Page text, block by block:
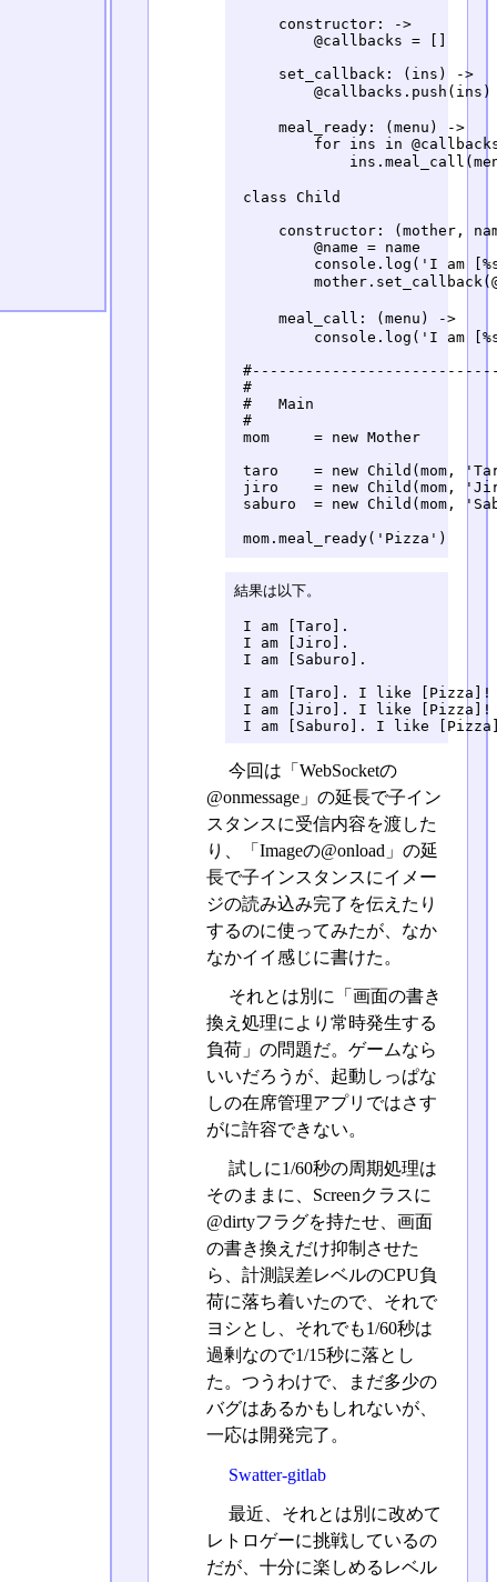
     constructor: ->
         @callbacks = []
     set_callback: (ins) ->
@callbacks.push(ins)
     meal_ready: (menu) ->
for ins in
class Child
constructor: (mother,
         @name = name
console.log('I am
meal_call: (menu) ->
console.log('I am
#
#   Main
#
mom     = new Mother
taro    = new Child(mom,
jiro    = new Child(mom,
saburo  = new Child(mom,
mom.meal_ready('Pizza')
結果は以下。
I am [Taro].
I am [Jiro].
I am [Saburo].
I am [Taro]. I like [Pizza]!
I am [Jiro]. I like [Pizza]!
I am [Saburo]. I like
今回は「WebSocketの
@onmessage」の延長で子イン
スタンスに受信内容を渡した
り、「Imageの@onload」の延
長で子インスタンスにイメー
ジの読み込み完了を伝えたり
するのに使ってみたが、なか
なかイイ感じに書けた。
それとは別に「画面の書き
換え処理により常時発生する
負荷」の問題だ。ゲームなら
いいだろうが、起動しっぱな
しの在席管理アプリではさす
がに許容できない。
試しに1/60秒の周期処理は
そのままに、Screenクラスに
@dirtyフラグを持たせ、画面
の書き換えだけ抑制させた
ら、計測誤差レベルのCPU負
荷に落ち着いたので、それで
ヨシとし、それでも1/60秒は
過剰なので1/15秒に落とし
た。つうわけで、まだ多少の
バグはあるかもしれないが、
一応は開発完了。
Swatter-gitlab
最近、それとは別に改めて
レトロゲーに挑戦しているの
だが、十分に楽しめるレベル